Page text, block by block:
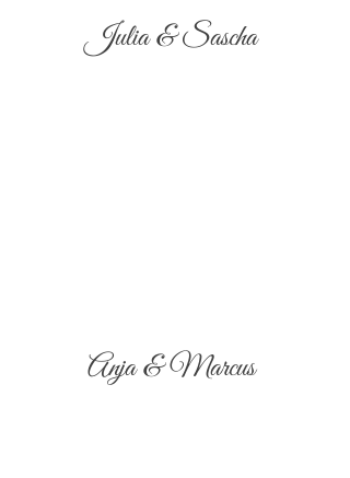
Julia & Sascha
Anja & Marcus